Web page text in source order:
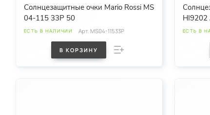
Солнцезащитные очки Mario Rossi MS
04-115 33P 50
ЕСТЬ В НАЛИЧИИ Арт. MS04-11533P
В КОРЗИНУ
HI9202
ЕСТЬ В